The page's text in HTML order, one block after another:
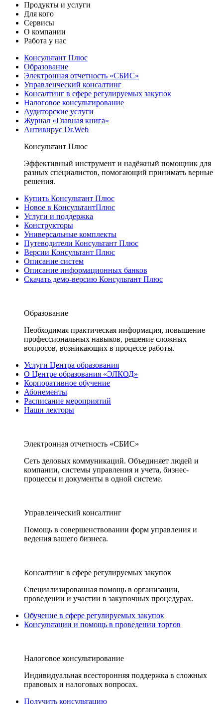
Продукты и услуги
Для кого
Сервисы
О компании
Работа у нас
Консультант Плюс
Образование
Электронная отчетность «СБИС»
Управленческий консалтинг
Консалтинг в сфере регулируемых закупок
Налоговое консультирование
Аудиторские услуги
Журнал «Главная книга»
Антивирус Dr.Web
Консультант Плюс
Эффективный инструмент и надёжный помощник для
разных специалистов, помогающий принимать верные
решения.
Купить Консультант Плюс
Новое в КонсультантПлюс
Услуги и поддержка
Конструкторы
Универсальные комплекты
Путеводители Консультант Плюс
Версии Консультант Плюс
Описание систем
Описание информационных банков
Скачать демо-версию Консультант Плюс
Образование
Необходимая практическая информация, повышение
профессиональных навыков, решение сложных
вопросов, возникающих в процессе работы.
Услуги Центра образования
О Центре образования «ЭЛКОД»
Корпоративное обучение
Абонементы
Расписание мероприятий
Наши лекторы
Электронная отчетность «СБИС»
Сеть деловых коммуникаций. Объединяет людей и
компании, системы управления и учета, бизнес-
процессы и документы в одной системе.
Управленческий консалтинг
Помощь в совершенствовании форм управления и
ведения вашего бизнеса.
Консалтинг в сфере регулируемых закупок
Специализированная помощь в организации,
проведении и участии в закупочных процедурах.
Обучение в сфере регулируемых закупок
Консультации и помощь в проведении торгов
Налоговое консультирование
Индивидуальная всесторонняя поддержка в сложных
правовых и налоговых вопросах.
Получить консультацию